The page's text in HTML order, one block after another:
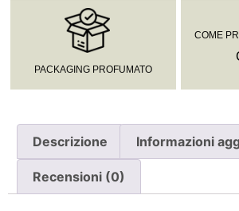
PACKAGING PROFUMATO
COME
Descrizione Informazioni
Recensioni (0)